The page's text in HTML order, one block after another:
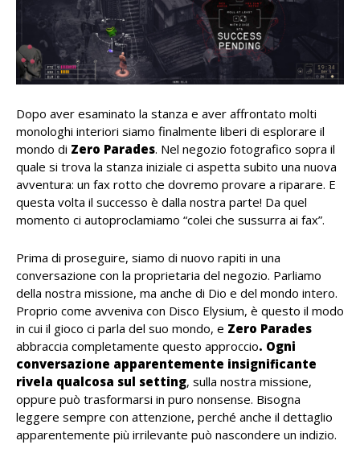
Dopo aver esaminato la stanza e aver affrontato molti
monologhi interiori siamo finalmente liberi di esplorare il
mondo di Zero Parades. Nel negozio fotografico sopra il
quale si trova la stanza iniziale ci aspetta subito una nuova
avventura: un fax rotto che dovremo provare a riparare. E
questa volta il successo è dalla nostra parte! Da quel
momento ci autoproclamiamo “colei che sussurra ai fax”.
Prima di proseguire, siamo di nuovo rapiti in una
conversazione con la proprietaria del negozio. Parliamo
della nostra missione, ma anche di Dio e del mondo intero.
Proprio come avveniva con Disco Elysium, è questo il modo
in cui il gioco ci parla del suo mondo, e Zero Parades
abbraccia completamente questo approccio. Ogni
conversazione apparentemente insignificante
rivela qualcosa sul setting, sulla nostra missione,
oppure può trasformarsi in puro nonsense. Bisogna
leggere sempre con attenzione, perché anche il dettaglio
apparentemente più irrilevante può nascondere un indizio.